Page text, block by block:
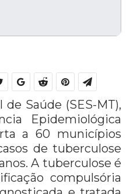
Saúde (SES-MT),
Epidemiológica
a 60 municípios
de tuberculose
A tuberculose é
compulsória